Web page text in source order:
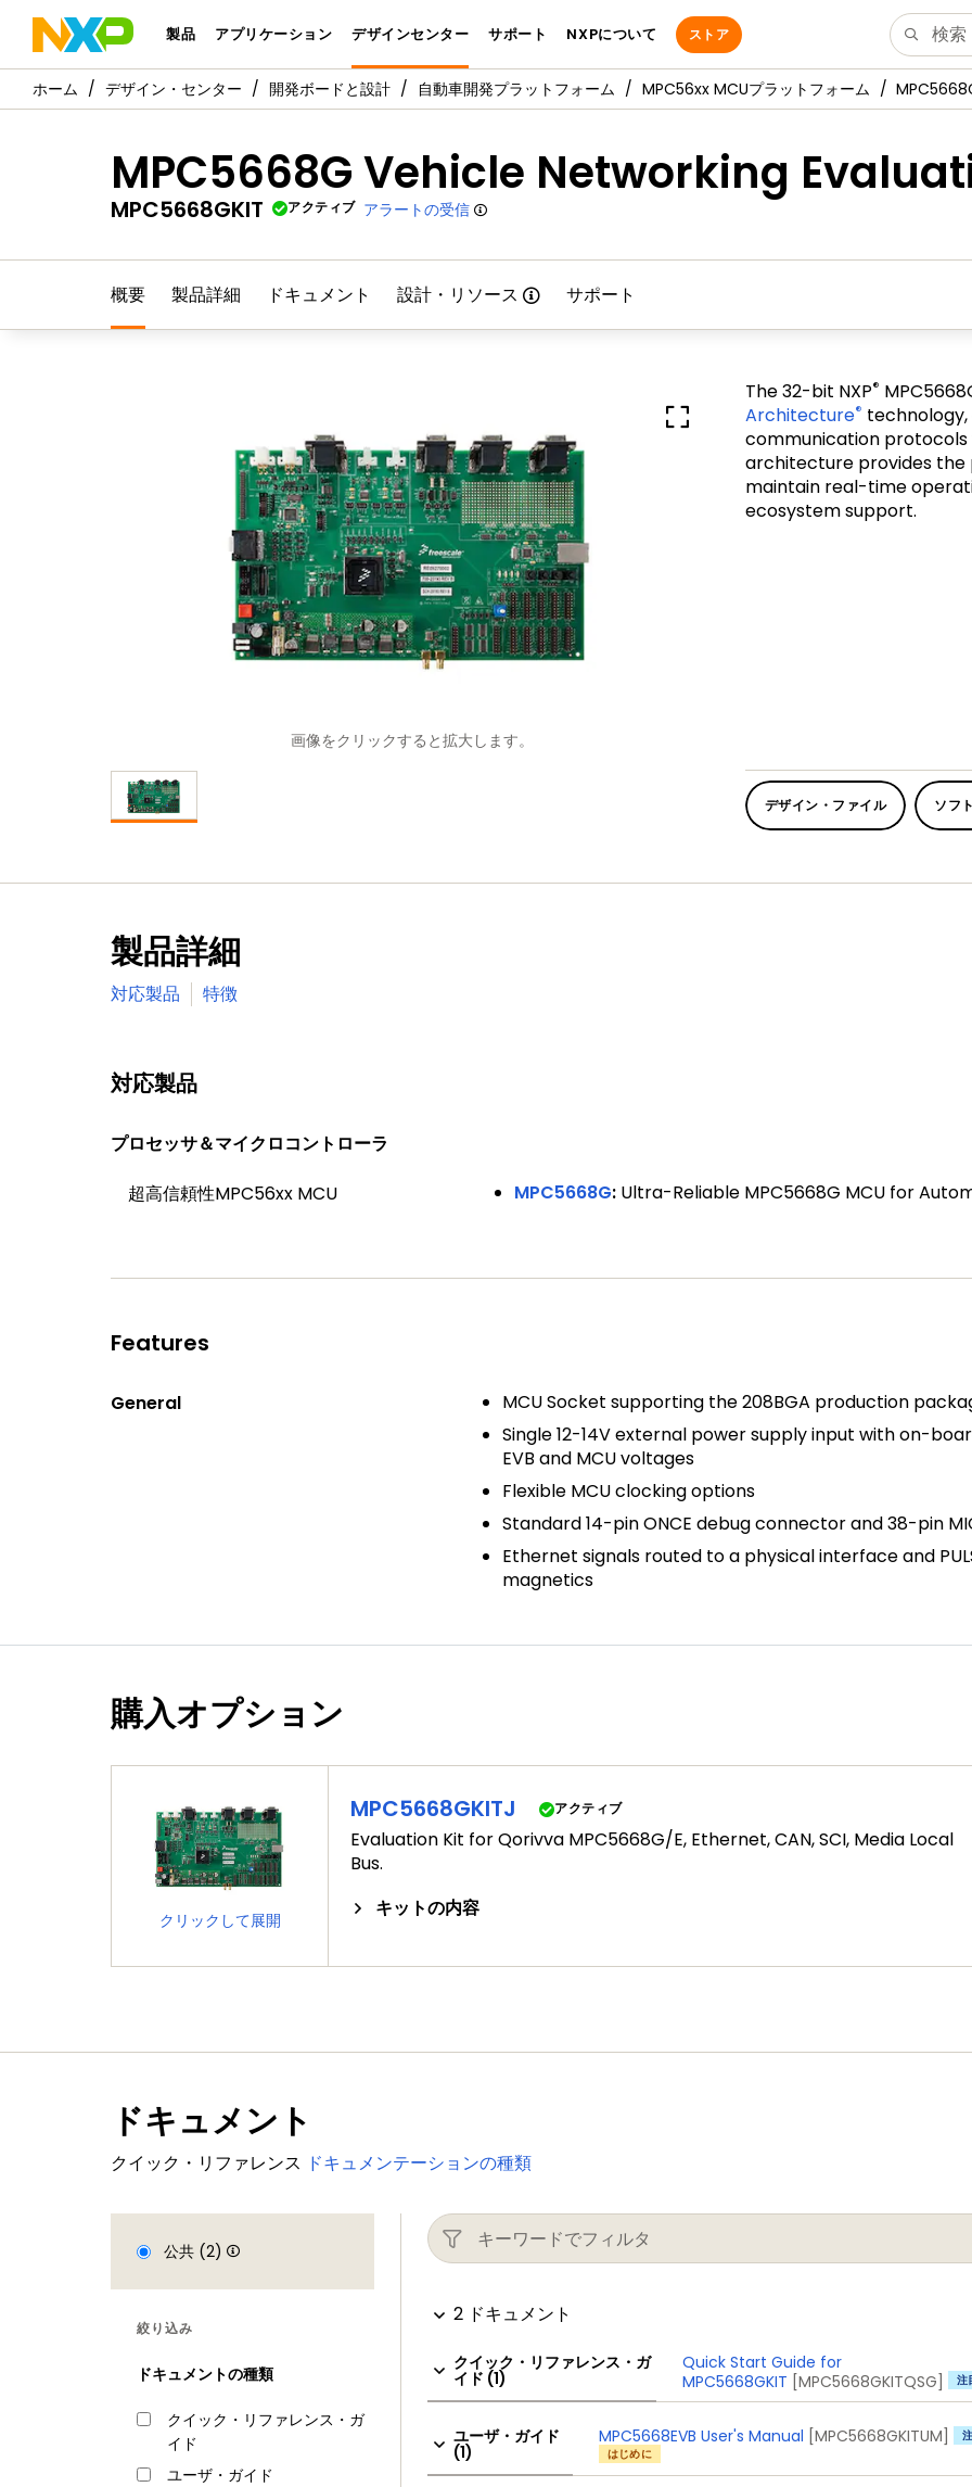
製品 アプリケーション デザインセンター サポート NXPについて ストア
デザイン・センター 開発ボードと設計 自動車開発プラットフォーム MPC56xx MCUプラットフォーム
MPC5668G Vehicle Networking
MPC5668GKIT アクティブ アラートの受信
概要 製品詳細 ドキュメント 設計・リソース サポート
画像をクリックすると拡大します。
The 32-bit NXP®
Architecture®
communication protocols
architecture provides
maintain real-time
ecosystem support.
デザイン・ファイル ソフ
製品詳細
対応製品 特徴
対応製品
プロセッサ＆マイクロコントローラ
超高信頼性MPC56xx MCU
MPC5668G: Ultra-Reliable MPC5668G MCU for
Features
General
MCU Socket supporting the 208BGA production
Single 12-14V external power supply input with on-
EVB and MCU voltages
Flexible MCU clocking options
Standard 14-pin ONCE debug connector and 38-pin
Ethernet signals routed to a physical interface and
magnetics
購入オプション
クリックして展開
MPC5668GKITJ アクティブ
Evaluation Kit for Qorivva MPC5668G/E, Ethernet, CAN, SCI, Media Local
Bus.
キットの内容
ドキュメント
クイック・リファレンス ドキュメンテーションの種類
公共 (2)
絞り込み
ドキュメントの種類
クイック・リファレンス・ガ
イド
ユーザ・ガイド
2 ドキュメント
クイック・リファレンス・ガ
イド (1)
Quick Start Guide for
MPC5668GKIT [MPC5668GKITQSG] 注
ユーザ・ガイド
(1)
MPC5668EVB User's Manual [MPC5668GKITUM]
はじめに